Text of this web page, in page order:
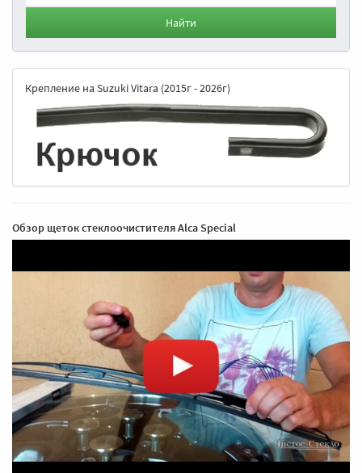
Найти
Крепление на Suzuki Vitara (2015г - 2026г)
Обзор щеток стеклоочистителя Alca Special